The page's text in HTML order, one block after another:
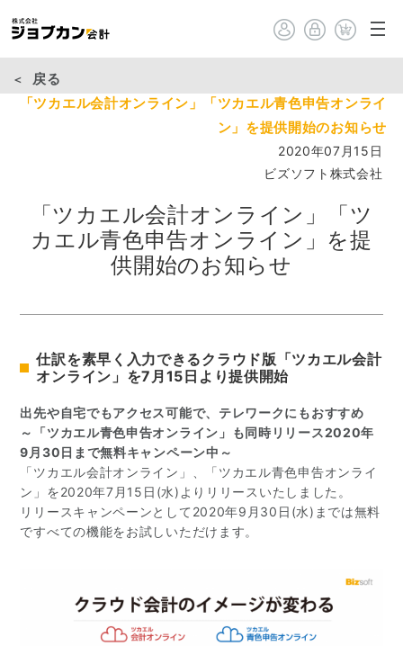
戻る
「ツカエル会計オンライン」「ツカエル青色申告オンライ
ン」を提供開始のお知らせ
2020年07月15日
ビズソフト株式会社
「ツカエル会計オンライン」「ツ
カエル青色申告オンライン」を提
供開始のお知らせ
仕訳を素早く入力できるクラウド版「ツカエル会計
オンライン」を7月15日より提供開始
出先や自宅でもアクセス可能で、テレワークにもおすすめ
～「ツカエル青色申告オンライン」も同時リリース2020年
9月30日まで無料キャンペーン中～
「ツカエル会計オンライン」、「ツカエル青色申告オンライ
ン」を2020年7月15日(水)よりリリースいたしました。
リリースキャンペーンとして2020年9月30日(水)までは無料
ですべての機能をお試しいただけます。